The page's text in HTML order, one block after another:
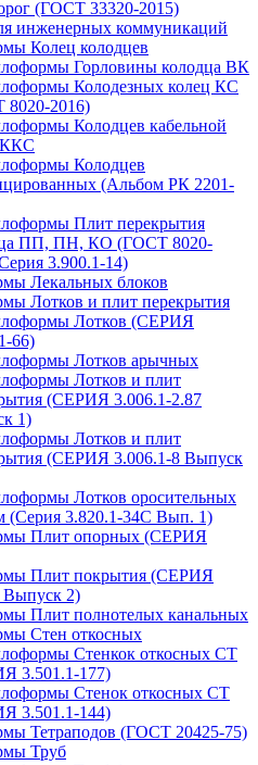
(ГОСТ 33320-2015)
инженерных коммуникаций
Колец колодцев
Горловины колодца ВК
Колодезных колец КС
2016)
Колодцев кабельной
ККС
Колодцев
(Альбом РК 2201-
Плит перекрытия
ПП, ПН, КО (ГОСТ 8020-
3.900.1-14)
Лекальных блоков
Лотков и плит перекрытия
Лотков (СЕРИЯ
66)
Лотков арычных
Лотков и плит
(СЕРИЯ 3.006.1-2.87
1)
Лотков и плит
(СЕРИЯ 3.006.1-8 Выпуск
Лотков оросительных
(Серия 3.820.1-34С Вып. 1)
Плит опорных (СЕРИЯ
Плит покрытия (СЕРИЯ
Выпуск 2)
Плит полнотелых канальных
Стен откосных
Стенкок откосных СТ
3.501.1-177)
Стенок откосных СТ
3.501.1-144)
Тетраподов (ГОСТ 20425-75)
Труб